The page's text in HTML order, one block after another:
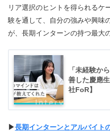
リア選択のヒントを得られるケ
験を通して、自分の強みや興味
が、長期インターンの持つ最大
「未経験か
善した慶應
社FoR】
▶︎長期インターンとアルバイト